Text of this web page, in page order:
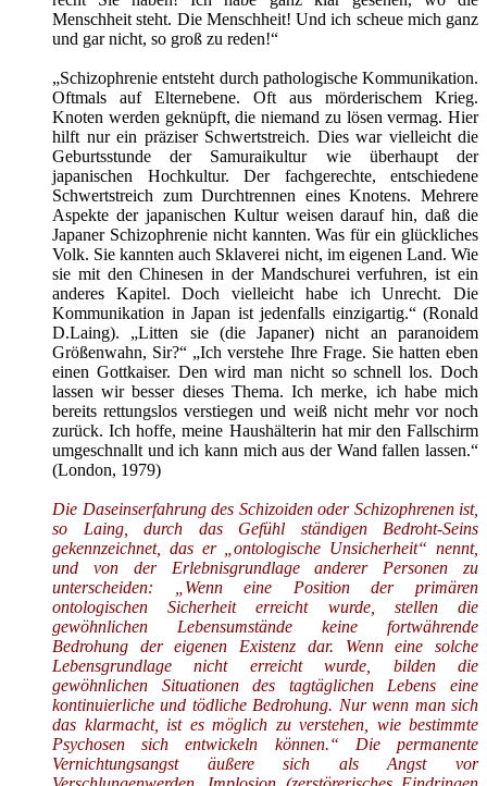
Menschheit steht. Die Menschheit! Und ich scheue mich ganz
und gar nicht, so groß zu reden!“
„Schizophrenie entsteht durch pathologische Kommunikation.
Oftmals auf Elternebene. Oft aus mörderischem Krieg.
Knoten werden geknüpft, die niemand zu lösen vermag. Hier
hilft nur ein präziser Schwertstreich. Dies war vielleicht die
Geburtsstunde der Samuraikultur wie überhaupt der
japanischen Hochkultur. Der fachgerechte, entschiedene
Schwertstreich zum Durchtrennen eines Knotens. Mehrere
Aspekte der japanischen Kultur weisen darauf hin, daß die
Japaner Schizophrenie nicht kannten. Was für ein glückliches
Volk. Sie kannten auch Sklaverei nicht, im eigenen Land. Wie
sie mit den Chinesen in der Mandschurei verfuhren, ist ein
anderes Kapitel. Doch vielleicht habe ich Unrecht. Die
Kommunikation in Japan ist jedenfalls einzigartig.“ (Ronald
D.Laing). „Litten sie (die Japaner) nicht an paranoidem
Größenwahn, Sir?“ „Ich verstehe Ihre Frage. Sie hatten eben
einen Gottkaiser. Den wird man nicht so schnell los. Doch
lassen wir besser dieses Thema. Ich merke, ich habe mich
bereits rettungslos verstiegen und weiß nicht mehr vor noch
zurück. Ich hoffe, meine Haushälterin hat mir den Fallschirm
umgeschnallt und ich kann mich aus der Wand fallen lassen.“
(London, 1979)
Die Daseinserfahrung des Schizoiden oder Schizophrenen ist,
so Laing, durch das Gefühl ständigen Bedroht-Seins
gekennzeichnet, das er „ontologische Unsicherheit“ nennt,
und von der Erlebnisgrundlage anderer Personen zu
unterscheiden: „Wenn eine Position der primären
ontologischen Sicherheit erreicht wurde, stellen die
gewöhnlichen Lebensumstände keine fortwährende
Bedrohung der eigenen Existenz dar. Wenn eine solche
Lebensgrundlage nicht erreicht wurde, bilden die
gewöhnlichen Situationen des tagtäglichen Lebens eine
kontinuierliche und tödliche Bedrohung. Nur wenn man sich
das klarmacht, ist es möglich zu verstehen, wie bestimmte
Psychosen sich entwickeln können.“ Die permanente
Vernichtungsangst äußere sich als Angst vor